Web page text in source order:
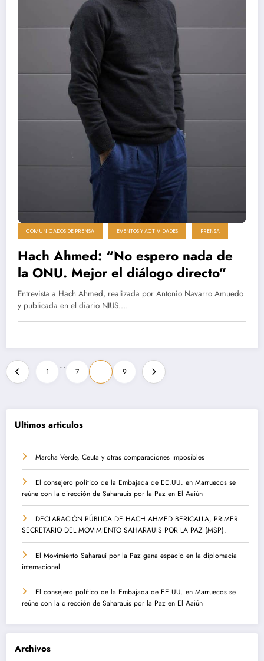
COMUNICADOS DE PRENSA EVENTOS Y ACTIVIDADES PRENSA
Hach Ahmed: “No espero nada de
la ONU. Mejor el diálogo directo”
Entrevista a Hach Ahmed, realizada por Antonio Navarro Amuedo
y publicada en el diario NIUS.…
Paginación
de
entradas
1
…
7 9
Ultimos articulos
Marcha Verde, Ceuta y otras comparaciones imposibles
El consejero político de la Embajada de EE.UU. en Marruecos se
reúne con la dirección de Saharauis por la Paz en El Aaiún
DECLARACIÓN PÚBLICA DE HACH AHMED BERICALLA, PRIMER
SECRETARIO DEL MOVIMIENTO SAHARAUIS POR LA PAZ (MSP).
El Movimiento Saharaui por la Paz gana espacio en la diplomacia
internacional.
El consejero político de la Embajada de EE.UU. en Marruecos se
reúne con la dirección de Saharauis por la Paz en El Aaiún
Archivos